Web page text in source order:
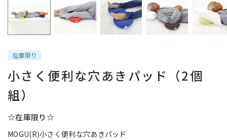
在庫限り
小さく便利な穴あきパッド（2個
組）
☆在庫限り☆
MOGU(R)小さく便利な穴あきパッド